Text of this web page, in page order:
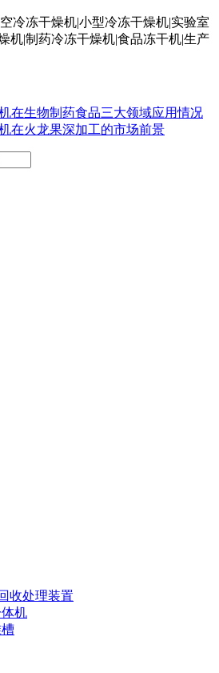
在生物制药食品三大领域应用情况
在火龙果深加工的市场前景
收处理装置
机